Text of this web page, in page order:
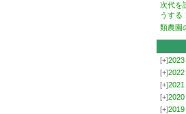
次代を
うする
類農園
[+]2023
[+]2022
[+]2021
[+]2020
[+]2019